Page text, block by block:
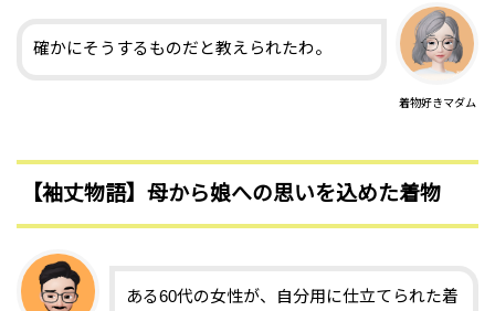
着物好きマダム
確かにそうするものだと教えられたわ。
【袖丈物語】母から娘への思いを込めた着物
ある60代の女性が、自分用に仕立てられた着